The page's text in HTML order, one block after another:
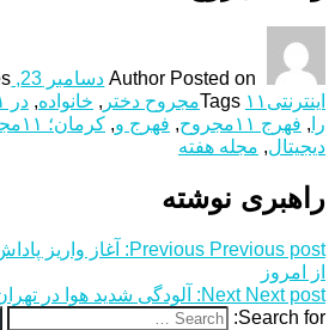
Author Posted on دسامبر 23, 2016
اینترنتی
Tags ۱۱مجروح دختر , خانواده, در ۱۱مجروح
را , فهرج ۱۱مجروح , فهرج و, کرمان؛ ۱۱مجروح
دیجیتال, مجله هفته
راهبری نوشته
Previous Previous post:
آغاز واریز
از امروز
Next Next post:
آلودگی شدید هوا در
Search for: